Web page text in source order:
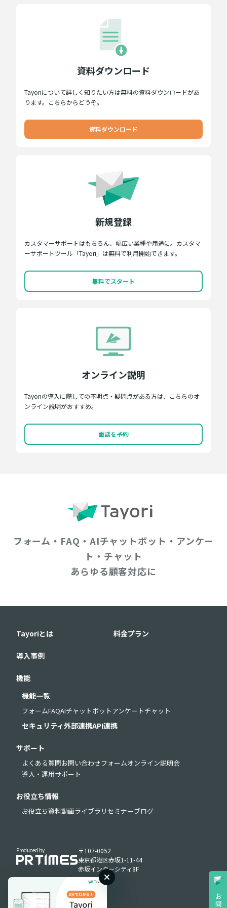
お
問
資料ダウンロード
Tayoriについて詳しく知りたい方は無料の資料ダウンロードがあ
ります。こちらからどうぞ。
資料ダウンロード
新規登録
カスタマーサポートはもちろん、幅広い業種や用途に。カスタマ
ーサポートツール「Tayori」は無料で利用開始できます。
無料でスタート
オンライン説明
Tayoriの導入に際しての不明点・疑問点がある方は、こちらのオ
ンライン説明がおすすめ。
面談を予約
フォーム・FAQ・AIチャットボット・アンケー
ト・チャット
あらゆる顧客対応に
Tayoriとは 料金プラン
導入事例
機能
機能一覧
フォームFAQAIチャットボットアンケートチャット
セキュリティ外部連携API連携
サポート
よくある質問お問い合わせフォームオンライン説明会
導入・運用サポート
お役立ち情報
お役立ち資料動画ライブラリ セミナーブログ
Produced by
〒107-0052
東京都港区赤坂1-11-44
赤坂インターシティ8F